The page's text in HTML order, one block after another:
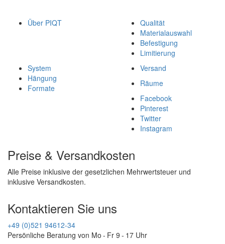
Über PIQT
Qualität
Materialauswahl
Befestigung
Limitierung
System
Hängung
Formate
Versand
Räume
Facebook
Pinterest
Twitter
Instagram
Preise & Versandkosten
Alle Preise inklusive der gesetzlichen Mehrwertsteuer und
inklusive Versandkosten.
Kontaktieren Sie uns
+49 (0)521 94612-34
Persönliche Beratung von Mo - Fr 9 - 17 Uhr